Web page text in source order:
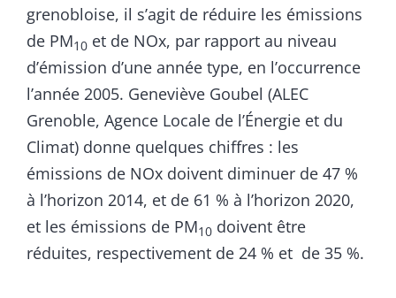
grenobloise, il s’agit de réduire les émissions
de PM10 et de NOx, par rapport au niveau
d’émission d’une année type, en l’occurrence
l’année 2005. Geneviève Goubel (ALEC
Grenoble, Agence Locale de l’Énergie et du
Climat) donne quelques chiffres : les
émissions de NOx doivent diminuer de 47 %
à l’horizon 2014, et de 61 % à l’horizon 2020,
et les émissions de PM10 doivent être
réduites, respectivement de 24 % et de 35 %.